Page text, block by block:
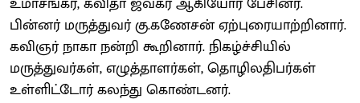
பின்னர் மருத்துவர் கு.கணேசன் ஏற்புரையாற்றினார்.
கவிஞர் நாகா நன்றி கூறினார். நிகழ்ச்சியில்
மருத்துவர்கள், எழுத்தாளர்கள், தொழிலதிபர்கள்
உள்ளிட்டோர் கலந்து கொண்டனர்.